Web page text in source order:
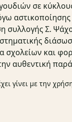
σε
αστικοποίησης
συλλογής Σ.
σχολείων και
αυθεντική
γίνει με την